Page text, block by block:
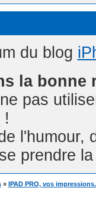
du blog
la bonne
pas
!
l'humour,
prendre
» IPAD PRO, vos